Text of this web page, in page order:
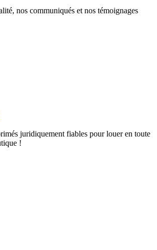
nos communiqués et nos témoignages
juridiquement fiables pour louer en toute
!